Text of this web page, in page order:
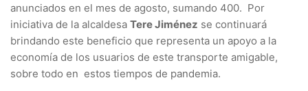
anunciados en el mes de agosto, sumando 400. Por
iniciativa de la alcaldesa Tere Jiménez se continuará
brindando este beneficio que representa un apoyo a la
economía de los usuarios de este transporte amigable,
sobre todo en estos tiempos de pandemia.